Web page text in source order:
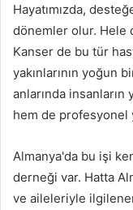
Hayatımızda,
dönemler olur. Hele
Kanser de bu tür
yakınlarının yoğun
anlarında
hem de profesyonel
Almanya'da bu işi
derneği var. Hatta
ve aileleriyle